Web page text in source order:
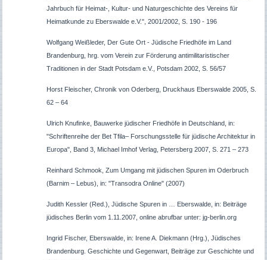
Jahrbuch für Heimat-, Kultur- und Naturgeschichte des Vereins für
Heimatkunde zu Eberswalde e.V.", 2001/2002, S. 190 - 196
Wolfgang Weißleder, Der Gute Ort - Jüdische Friedhöfe im Land
Brandenburg, hrg. vom Verein zur Förderung antimilitaristischer
Traditionen in der Stadt Potsdam e.V., Potsdam 2002, S. 56/57
Horst Fleischer, Chronik von Oderberg, Druckhaus Eberswalde 2005, S.
62 – 64
Ulrich Knufinke, Bauwerke jüdischer Friedhöfe in Deutschland, in:
"Schriftenreihe der Bet Tfila– Forschungsstelle für jüdische Architektur in
Europa", Band 3, Michael Imhof Verlag, Petersberg 2007, S. 271 – 273
Reinhard Schmook, Zum Umgang mit jüdischen Spuren im Oderbruch
(Barnim – Lebus), in: "Transodra Online" (2007)
Judith Kessler (Red.), Jüdische Spuren in … Eberswalde, in: Beiträge
jüdisches Berlin vom 1.11.2007, online abrufbar unter: jg-berlin.org
Ingrid Fischer, Eberswalde, in: Irene A. Diekmann (Hrg.), Jüdisches
Brandenburg. Geschichte und Gegenwart, Beiträge zur Geschichte und